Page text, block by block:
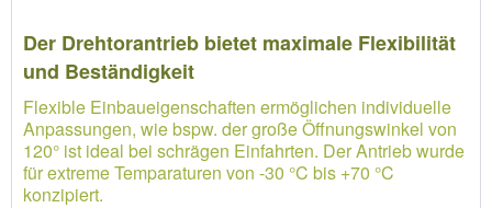
Der Drehtorantrieb bietet maximale Flexibilität
und Beständigkeit
Flexible Einbaueigenschaften ermöglichen individuelle
Anpassungen, wie bspw. der große Öffnungswinkel von
120° ist ideal bei schrägen Einfahrten. Der Antrieb wurde
für extreme Temparaturen von -30 °C bis +70 °C
konzipiert.